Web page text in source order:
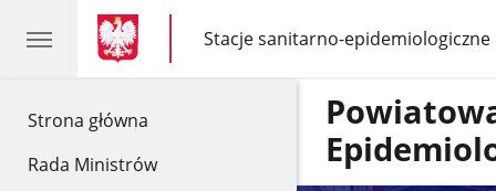
Strona główna
Rada Ministrów
gov.pl
gov.pl
Stacje sanitarno-epidemiologiczne
gov.pl
Stacje
sanitarno-
epidemiologiczne